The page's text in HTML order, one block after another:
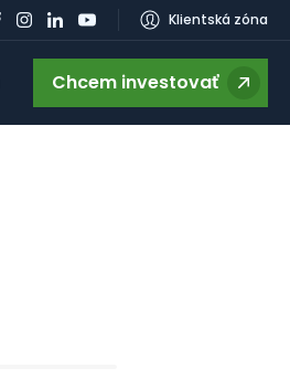
Klientská zóna
Chcem investovať